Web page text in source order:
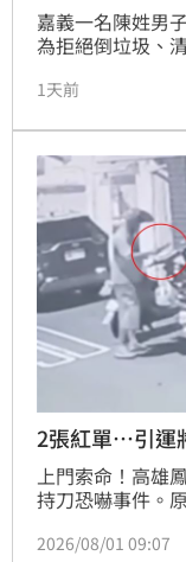
嘉義一名陳姓男
為拒絕倒垃圾、
他解僱，陳男不
解僱合法，僅判
班費，共計5258
1天前
2張紅單…引運
上門索命！高雄
持刀恐嚇事件。
檢舉，竟直接找
2026/08/01 09:07